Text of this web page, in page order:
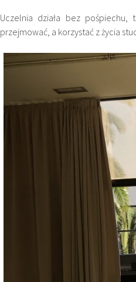
Uczelnia działa bez
przejmować, a korzystać z życia